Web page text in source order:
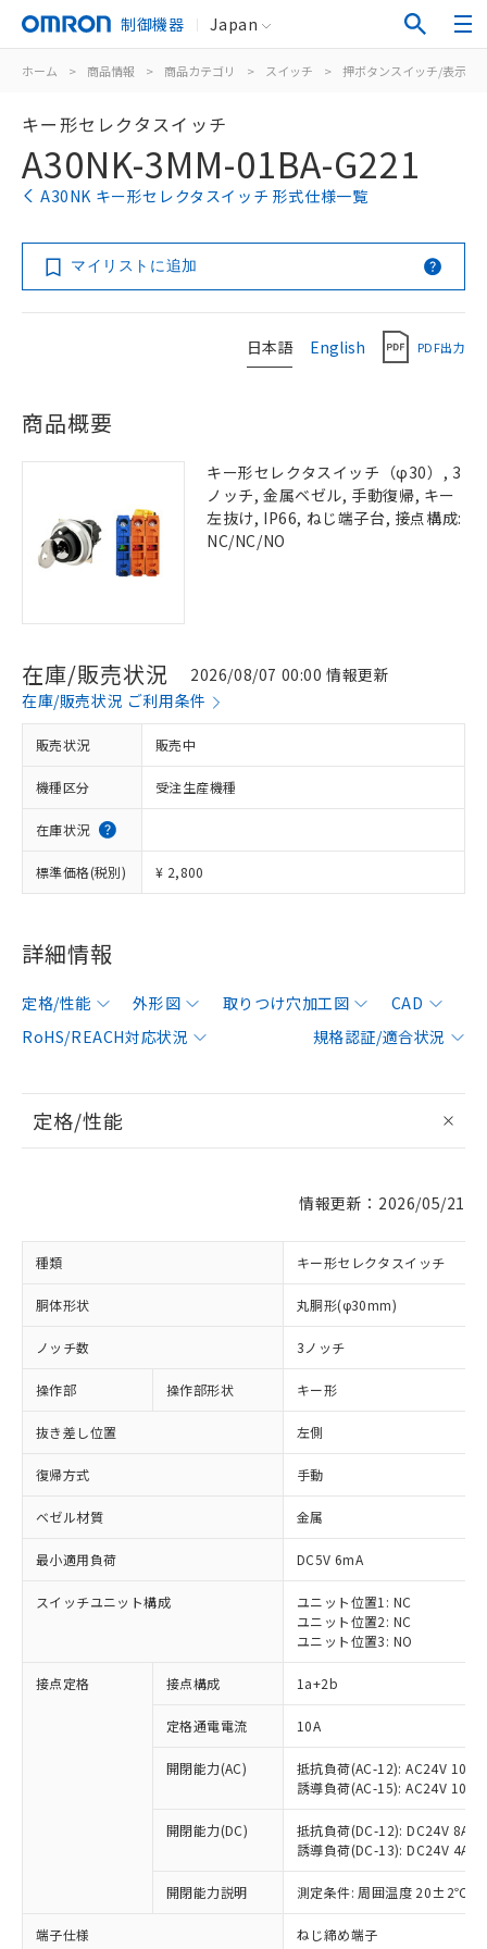
制御機器 Japan
ホーム > 商品情報 > 商品カテゴリ > スイッチ > 押ボタンスイッチ/表示灯
キー形セレクタスイッチ
A30NK-3MM-01BA-G221
A30NK キー形セレクタスイッチ 形式仕様一覧
マイリストに追加
日本語 English PDF出力
商品概要
キー形セレクタスイッチ（φ30）, 3
ノッチ, 金属ベゼル, 手動復帰, キー
左抜け, IP66, ねじ端子台, 接点構成:
NC/NC/NO
在庫/販売状況
2026/08/07 00:00 情報更新
在庫/販売状況 ご利用条件
販売状況 販売中
機種区分 受注生産機種
在庫状況
標準価格(税別) ¥ 2,800
詳細情報
定格/性能 外形図 取りつけ穴加工図
CAD
RoHS/REACH対応状況
規格認証/適合状況
定格/性能
情報更新：2026/05/21
種類 キー形セレクタスイッチ
胴体形状 丸胴形(φ30mm)
ノッチ数 3ノッチ
操作部 操作部形状 キー形
抜き差し位置 左側
復帰方式 手動
ベゼル材質 金属
最小適用負荷 DC5V 6mA
スイッチユニット構成
ユニット位置1: NC
ユニット位置2: NC
ユニット位置3: NO
接点定格 接点構成 1a+2b
定格通電電流 10A
開閉能力(AC)
抵抗負荷(AC-12): AC24V 10A/
誘導負荷(AC-15): AC24V
開閉能力(DC)
抵抗負荷(DC-12): DC24V 8A/
誘導負荷(DC-13): DC24V 4A/
開閉能力説明 測定条件: 周囲温度 20±2℃、
端子仕様 ねじ締め端子
ご利用条件
対応済み：EU RoHS指令（10物質）の
非含有に対応した製品が提供可能な商品で
対応予定：EU RoHS指令（10物質）の非含
有に対応した製品に切り替える予定のある
対応予定なし：EU RoHS指令（10物質）の